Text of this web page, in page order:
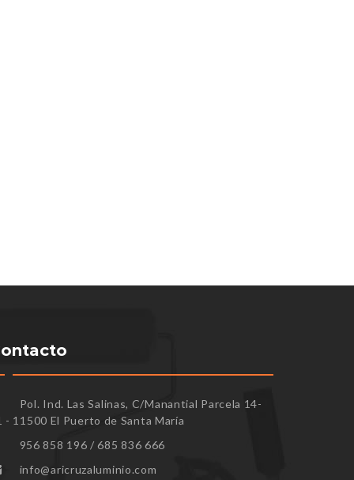
Pol. Ind. Las Salinas, C/Manantial Parcela 14-
- 11500 El Puerto de Santa María
956 858 196 / 685 836 666
info@aricruzaluminio.com